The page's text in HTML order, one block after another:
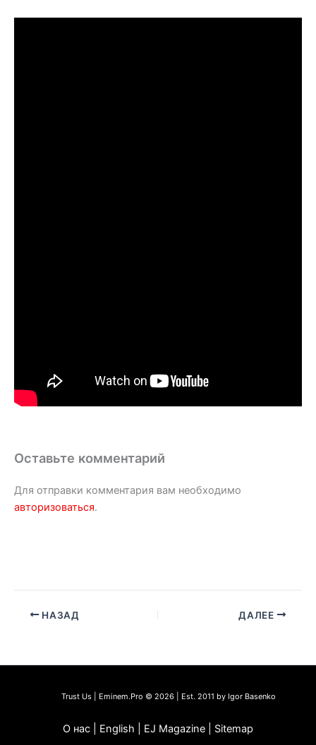
Оставьте комментарий
Для отправки комментария вам необходимо
авторизоваться.
НАЗАД ДАЛЕЕ
Trust Us | Eminem.Pro © 2026 | Est. 2011 by Igor Basenko
О нас | English | EJ Magazine | Sitemap